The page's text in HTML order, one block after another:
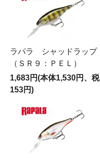
ラパラ シャッドラップ
（ＳＲ９：ＰＥＬ）
1,683円(本体1,530円、税
153円)